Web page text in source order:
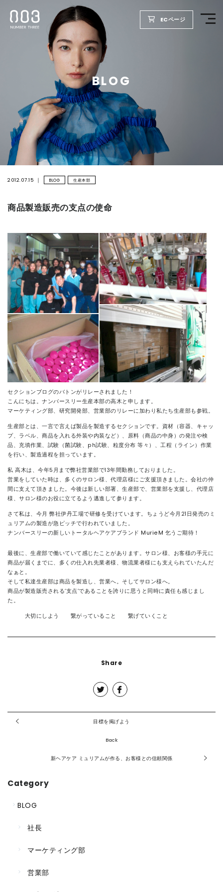
ECページ
BLOG
2012.07.15 BLOG 生産本部
商品製造販売の支点の使命
セクションブログのバトンがリレーされました！
こんにちは。ナンバースリー生産本部の高木と申します。
マーケティング部、研究開発部、営業部のリレーに加わり私たち生産部も参戦。
生産部とは、一言で言えば製品を製造するセクションです。資材（容器、キャッ
プ、ラベル、商品を入れる外装や内装など）、原料（商品の中身）の発注や検
品、充填作業、試験（菌試験、ph試験、粒度分布 等々）、工程（ライン）作業
を行い、製造過程を担っています。
私 高木は、今年5月まで弊社営業部で13年間勤務しておりました。
営業をしていた時は、多くのサロン様、代理店様にご支援頂きました。会社の仲
間に支えて頂きました。今後は新しい部署、生産部で、営業部を支援し、代理店
様、サロン様のお役に立てるよう邁進して参ります。
さて私は、今月 弊社伊丹工場で研修を受けています。ちょうど今月21日発売のミ
ュリアムの製造が急ピッチで行われていました。
ナンバースリーの新しいトータルヘアケアブランド MurieM 乞うご期待！
最後に、生産部で働いていて感じたことがあります。サロン様、お客様の手元に
商品が届くまでに、多くの仕入れ先業者様、物流業者様にも支えられていたんだ
なぁと。
そして私達生産部は商品を製造し、営業へ。そしてサロン様へ。
商品が製造販売される‘支点’であることを誇りに思うと同時に責任も感じまし
た。
大切にしよう 繋がっていること 繋げていくこと
Share
目標を掲げよう
Back
新ヘアケア ミュリアムが作る、お客様との信頼関係
Category
BLOG
社長
マーケティング部
営業部
TOP
PRODUCTS
WELLBEING REPORT
FOR SALON
COMPANY
RECRUIT
CONTACT